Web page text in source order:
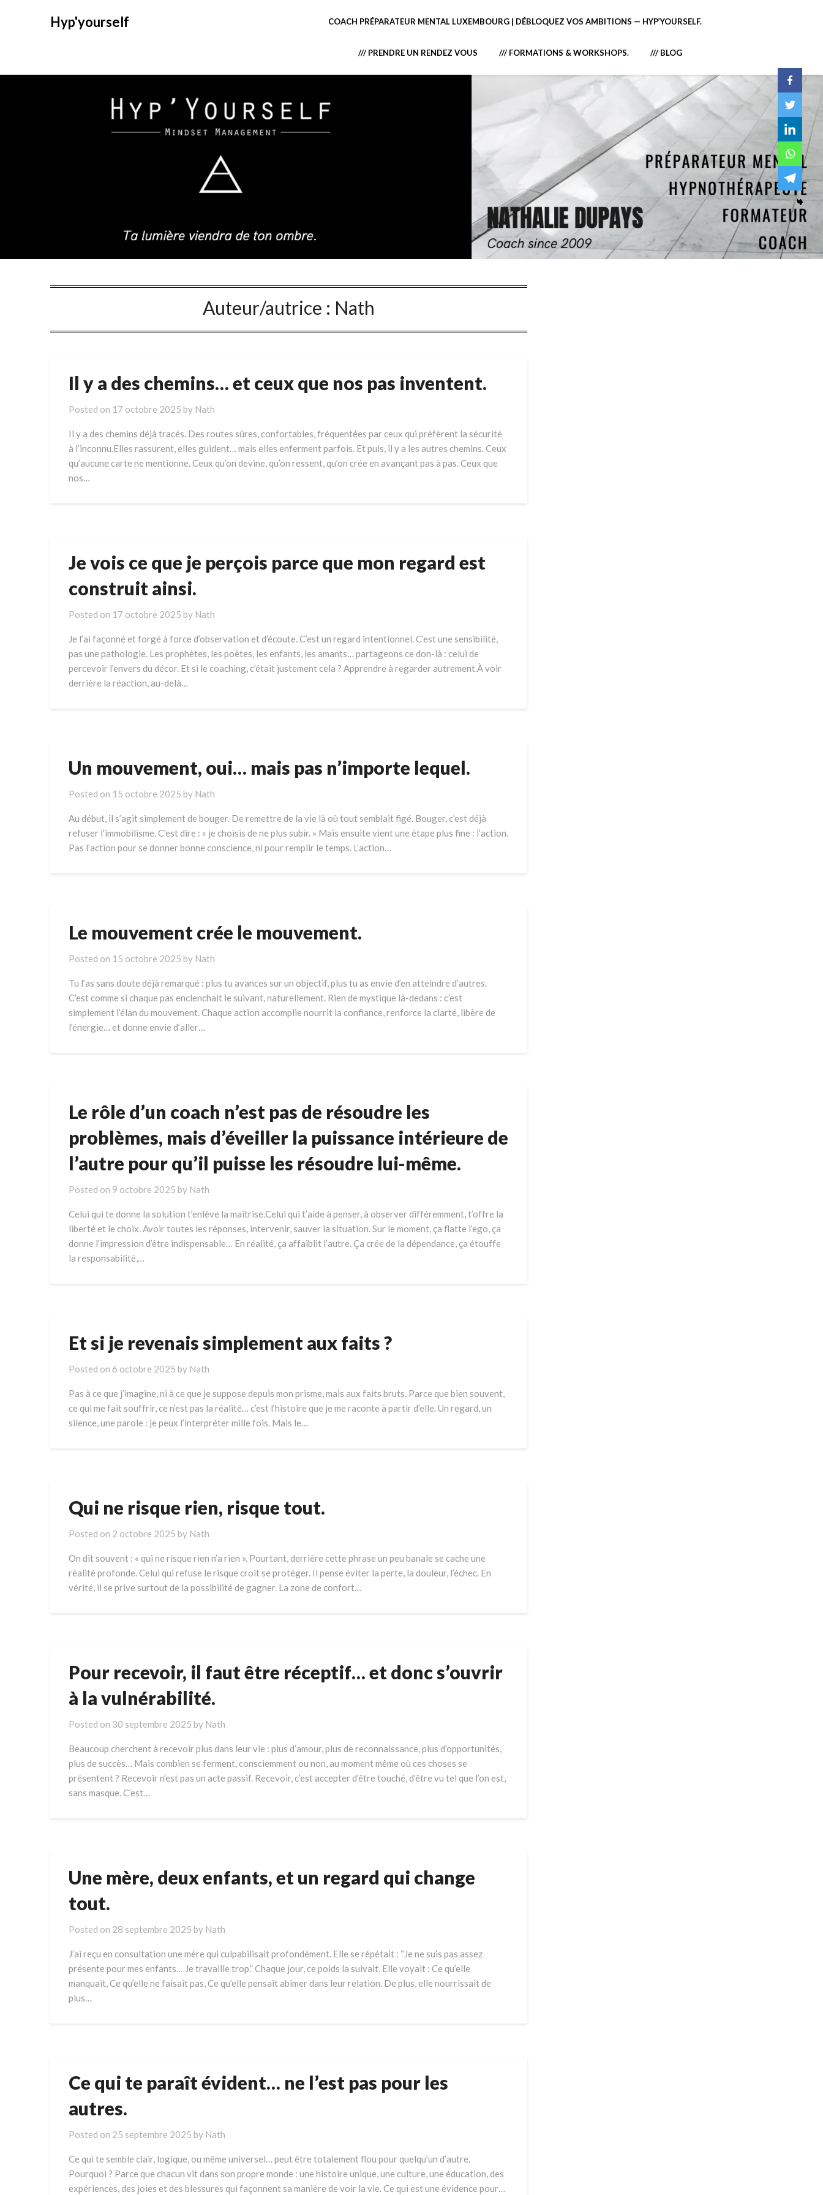
Hyp'yourself COACH PRÉPARATEUR MENTAL LUXEMBOURG | DÉBLOQUEZ VOS AMBITIONS — HYP’YOURSELF.
/// PRENDRE UN RENDEZ VOUS /// FORMATIONS & WORKSHOPS. /// BLOG
Auteur/autrice : Nath
Il y a des chemins… et ceux que nos pas inventent.
Posted on 17 octobre 2025 by Nath
Il y a des chemins déjà tracés. Des routes sûres, confortables, fréquentées par ceux qui préfèrent la sécurité
à l’inconnu.Elles rassurent, elles guident… mais elles enferment parfois. Et puis, il y a les autres chemins. Ceux
qu’aucune carte ne mentionne. Ceux qu’on devine, qu’on ressent, qu’on crée en avançant pas à pas. Ceux que
nos…
Je vois ce que je perçois parce que mon regard est
construit ainsi.
Posted on 17 octobre 2025 by Nath
Je l’ai façonné et forgé à force d’observation et d’écoute. C’est un regard intentionnel. C’est une sensibilité,
pas une pathologie. Les prophètes, les poètes, les enfants, les amants… partageons ce don-là : celui de
percevoir l’envers du décor. Et si le coaching, c’était justement cela ? Apprendre à regarder autrement.À voir
derrière la réaction, au-delà…
Un mouvement, oui… mais pas n’importe lequel.
Posted on 15 octobre 2025 by Nath
Au début, il s’agit simplement de bouger. De remettre de la vie là où tout semblait figé. Bouger, c’est déjà
refuser l’immobilisme. C’est dire : « je choisis de ne plus subir. » Mais ensuite vient une étape plus fine : l’action.
Pas l’action pour se donner bonne conscience, ni pour remplir le temps. L’action…
Le mouvement crée le mouvement.
Posted on 15 octobre 2025 by Nath
Tu l’as sans doute déjà remarqué : plus tu avances sur un objectif, plus tu as envie d’en atteindre d’autres.
C’est comme si chaque pas enclenchait le suivant, naturellement. Rien de mystique là-dedans : c’est
simplement l’élan du mouvement. Chaque action accomplie nourrit la confiance, renforce la clarté, libère de
l’énergie… et donne envie d’aller…
Le rôle d’un coach n’est pas de résoudre les
problèmes, mais d’éveiller la puissance intérieure de
l’autre pour qu’il puisse les résoudre lui-même.
Posted on 9 octobre 2025 by Nath
Celui qui te donne la solution t’enlève la maîtrise.Celui qui t’aide à penser, à observer différemment, t’offre la
liberté et le choix. Avoir toutes les réponses, intervenir, sauver la situation. Sur le moment, ça flatte l’ego, ça
donne l’impression d’être indispensable… En réalité, ça affaiblit l’autre. Ça crée de la dépendance, ça étouffe
la responsabilité,…
Et si je revenais simplement aux faits ?
Posted on 6 octobre 2025 by Nath
Pas à ce que j’imagine, ni à ce que je suppose depuis mon prisme, mais aux faits bruts. Parce que bien souvent,
ce qui me fait souffrir, ce n’est pas la réalité… c’est l’histoire que je me raconte à partir d’elle. Un regard, un
silence, une parole : je peux l’interpréter mille fois. Mais le…
Qui ne risque rien, risque tout.
Posted on 2 octobre 2025 by Nath
On dit souvent : « qui ne risque rien n’a rien ». Pourtant, derrière cette phrase un peu banale se cache une
réalité profonde. Celui qui refuse le risque croit se protéger. Il pense éviter la perte, la douleur, l’échec. En
vérité, il se prive surtout de la possibilité de gagner. La zone de confort…
Pour recevoir, il faut être réceptif… et donc s’ouvrir
à la vulnérabilité.
Posted on 30 septembre 2025 by Nath
Beaucoup cherchent à recevoir plus dans leur vie : plus d’amour, plus de reconnaissance, plus d’opportunités,
plus de succès… Mais combien se ferment, consciemment ou non, au moment même où ces choses se
présentent ? Recevoir n’est pas un acte passif. Recevoir, c’est accepter d’être touché, d’être vu tel que l’on est,
sans masque. C’est…
Une mère, deux enfants, et un regard qui change
tout.
Posted on 28 septembre 2025 by Nath
J’ai reçu en consultation une mère qui culpabilisait profondément. Elle se répétait : “Je ne suis pas assez
présente pour mes enfants… Je travaille trop.” Chaque jour, ce poids la suivait. Elle voyait : Ce qu’elle
manquait, Ce qu’elle ne faisait pas, Ce qu’elle pensait abîmer dans leur relation. De plus, elle nourrissait de
plus…
Ce qui te paraît évident… ne l’est pas pour les
autres.
Posted on 25 septembre 2025 by Nath
Ce qui te semble clair, logique, ou même universel… peut être totalement flou pour quelqu’un d’autre.
Pourquoi ? Parce que chacun vit dans son propre monde : une histoire unique, une culture, une éducation, des
expériences, des joies et des blessures qui façonnent sa manière de voir la vie. Ce qui est une évidence pour…